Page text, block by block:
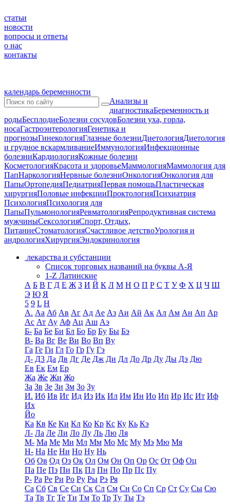
статьи
новости
вопросы и ответы
о нас
контакты
календарь беременности
Анализы и
диагностикаБеременность и
родыБесплодиеБолезни сосудовБолезни уха, горла,
носаГастроэнтерологияГенетика и
прогнозыГинекологияГлазные болезниДиетологияДиетология
и грудное вскармливаниеИммунологияИнфекционные
болезниКардиологияКожные болезни
КосметологияКрасота и здоровьеМаммологияМаммология для
ПапНаркологияНервные болезниОнкологияОнкология для
ПапыОртопедияПедиатрияПервая помощьПластическая
хирургияПоловые инфекцииПроктологияПсихиатрия
ПсихологияПсихология для
ПапыПульмонологияРевматологияРепродуктивная система
мужчиныСексологияСпорт, Отдых,
ПитаниеСтоматологияСчастливое детствоУрология и
андрологияХирургияЭндокринология
лекарства и субстанции
Список торговых названий на буквы А-Я
1-Z Латинские
А Б В Г Д Е Ж З И Й К Л М Н О П Р С Т У Ф Х Ц Ч Ш
Э Ю Я
5 9 L H
А. Аа Аб Ав Аг Ад Ае Аз Аи Ай Ак Ал Ам Ан Ап Ар
Ас Ат Ау Аф Ац Аш Аэ
Б- Ба Бе Би Бл Бо Бр Бу Бы Бэ
В- Ва Вг Ве Ви Во Вп Ву
Га Ге Ги Гл Го Гр Гу Гэ
Д- Д3 Да Дв Дг Де Дж Ди Дл До Др Ду Ды Дэ Дю
Ев Ек Ем Ер
Жа Же Жи Жо
За Зв Зе Зи Зм Зо Зу
И. Иб Ив Иг Ид Из Ик Ил Им Ин Ио Ип Ир Ис Ит Иф
Их
Йо
Ка Кв Ке Ки Кл Ко Кр Кс Ку Кь Кэ
Л- Ла Ле Ли Ло Лу Ль Лю Ля
М- Ма Ме Ми Мл Мм Мо Мс Му Мэ Мю Мя
Н- На Не Ни Но Ну Нь
Об Ов Од Оз Ок Ол Ом Он Оп Ор Ос От Оф Оц
Па Пе Пз Пи Пк Пл Пн По Пр Пс Пу
Р- Ра Ре Ри Ро Ру Ры Рэ Ря
Са Сб Св Се Си Ск Сл См Сн Со Сп Ср Ст Су Сы Сю
Та Тв Тг Те Ти Тм То Тр Ту Ты Тэ